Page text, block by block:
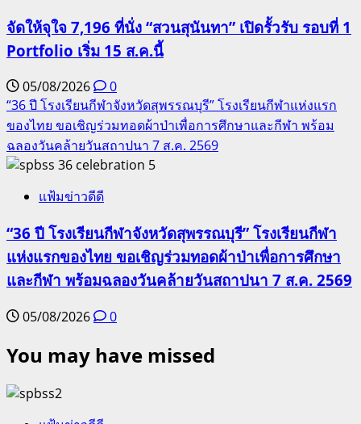
จัดให้จุใจ 7,196 ที่นั่ง “สวนสุนันทา” เปิดรั้วรับ รอบที่ 1
Portfolio เริ่ม 15 ส.ค.นี้
05/08/2026
0
“36 ปี โรงเรียนกีฬาจังหวัดสุพรรณบุรี” โรงเรียนกีฬาแห่งแรก
ของไทย ขอเชิญร่วมทอดผ้าป่าเพื่อการศึกษาและกีฬา พร้อม
ฉลองวันคล้ายวันสถาปนา 7 ส.ค. 2569
5
แฟ้มข่าวดีดี
“36 ปี โรงเรียนกีฬาจังหวัดสุพรรณบุรี” โรงเรียนกีฬา
แห่งแรกของไทย ขอเชิญร่วมทอดผ้าป่าเพื่อการศึกษา
และกีฬา พร้อมฉลองวันคล้ายวันสถาปนา 7 ส.ค. 2569
05/08/2026 0
You may have missed